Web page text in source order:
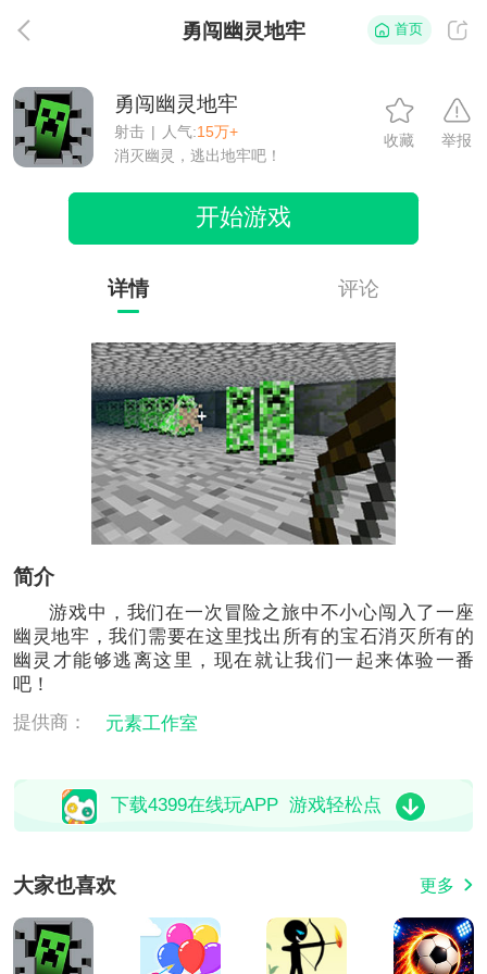
勇闯幽灵地牢 首页
勇闯幽灵地牢
射击 | 人气:15万+
消灭幽灵，逃出地牢吧！
收藏 举报
开始游戏
详情 评论
简介
游戏中，我们在一次冒险之旅中不小心闯入了一座
幽灵地牢，我们需要在这里找出所有的宝石消灭所有的
幽灵才能够逃离这里，现在就让我们一起来体验一番
吧！
提供商：
元素工作室
下载4399在线玩APP 游戏轻松点
大家也喜欢 更多